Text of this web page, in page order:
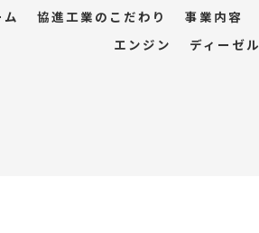
協進工業のこだわり 事業内容
エンジン
ディーゼル